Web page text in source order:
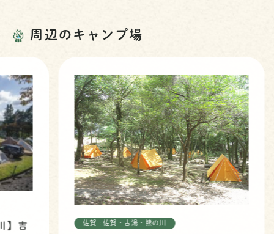
周辺のキャンプ場
佐賀 : 佐賀・古湯・熊の川